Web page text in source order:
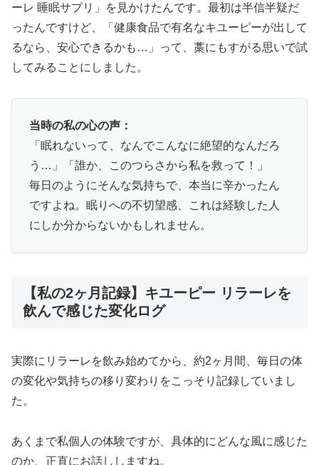
ーレ 睡眠サプリ」を見かけたんです。最初は半信半疑だ
ったんですけど、「健康食品で有名なキユーピーが出して
るなら、安心できるかも…」って、藁にもすがる思いで試
してみることにしました。
当時の私の心の声：
「眠れないって、なんでこんなに絶望的なんだろ
う…」「誰か、このつらさから私を救って！」
毎日のようにそんな気持ちで、本当に辛かったん
ですよね。眠りへの不切望感、これは経験した人
にしか分からないかもしれません。
【私の2ヶ月記録】キユーピー リラーレを
飲んで感じた変化ログ
実際にリラーレを飲み始めてから、約2ヶ月間、毎日の体
の変化や気持ちの移り変わりをこっそり記録していまし
た。
あくまで私個人の体験ですが、具体的にどんな風に感じた
のか、正直にお話ししますね。